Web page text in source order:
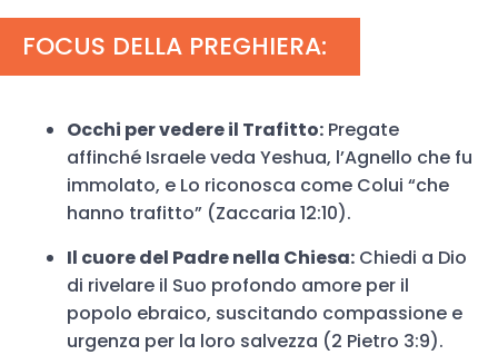
FOCUS DELLA PREGHIERA:
Occhi per vedere il Trafitto: Pregate
affinché Israele veda Yeshua, l’Agnello che fu
immolato, e Lo riconosca come Colui “che
hanno trafitto” (Zaccaria 12:10).
Il cuore del Padre nella Chiesa: Chiedi a Dio
di rivelare il Suo profondo amore per il
popolo ebraico, suscitando compassione e
urgenza per la loro salvezza (2 Pietro 3:9).